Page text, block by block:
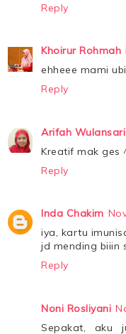
Reply
Khoirur Rohmah
ehheee mami
Reply
Arifah Wulansari
Kreatif mak ges
Reply
Inda Chakim
iya, kartu
jd mending biiin
Reply
Noni Rosliyani
Sepakat, aku